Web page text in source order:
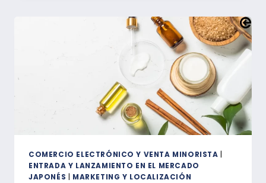
OCCIDENTAL
COMERCIO ELECTRÓNICO Y VENTA MINORISTA
ENTRADA Y LANZAMIENTO EN EL MERCADO
JAPONÉS
MARKETING Y LOCALIZACIÓN